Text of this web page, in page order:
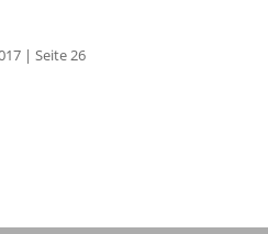
| Seite 26